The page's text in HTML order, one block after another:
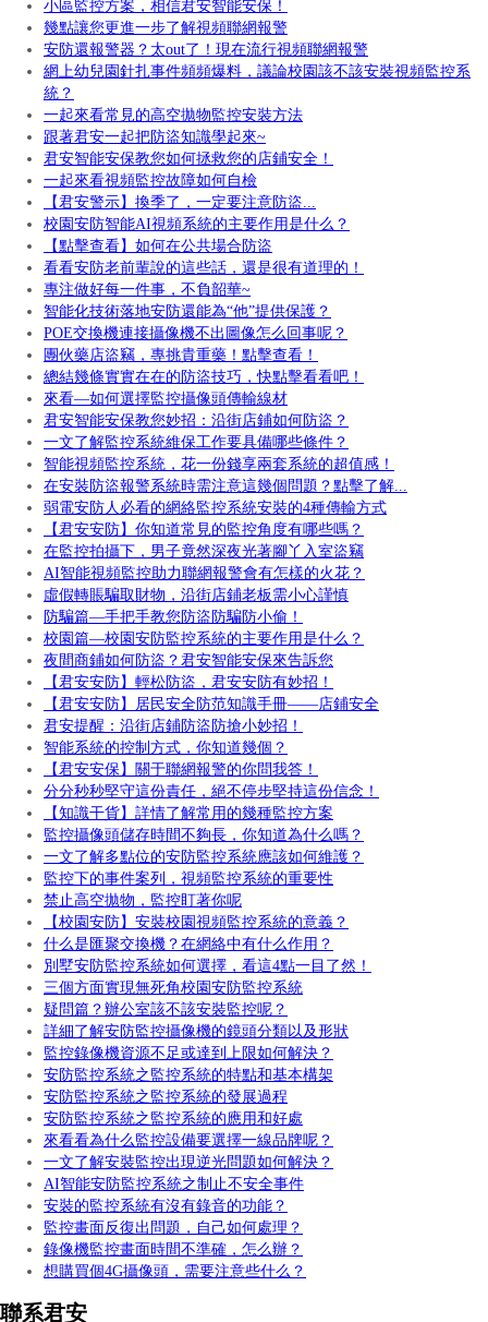
小區監控方案，相信君安智能安保！
幾點讓您更進一步了解視頻聯網報警
安防還報警器？太out了！現在流行視頻聯網報警
網上幼兒園針扎事件頻頻爆料，議論校園該不該安裝視頻監控系
統？
一起來看常見的高空拋物監控安裝方法
跟著君安一起把防盜知識學起來~
君安智能安保教您如何拯救您的店鋪安全！
一起來看視頻監控故障如何自檢
【君安警示】換季了，一定要注意防盜...
校園安防智能AI視頻系統的主要作用是什么？
【點擊查看】如何在公共場合防盜
看看安防老前輩說的這些話，還是很有道理的！
專注做好每一件事，不負韶華~
智能化技術落地安防還能為“他”提供保護？
POE交換機連接攝像機不出圖像怎么回事呢？
團伙藥店盜竊，專挑貴重藥！點擊查看！
總結幾條實實在在的防盜技巧，快點擊看看吧！
來看—如何選擇監控攝像頭傳輸線材
君安智能安保教您妙招：沿街店鋪如何防盜？
一文了解監控系統維保工作要具備哪些條件？
智能視頻監控系統，花一份錢享兩套系統的超值感！
在安裝防盜報警系統時需注意這幾個問題？點擊了解...
弱電安防人必看的網絡監控系統安裝的4種傳輸方式
【君安安防】你知道常見的監控角度有哪些嗎？
在監控拍攝下，男子竟然深夜光著腳丫入室盜竊
AI智能視頻監控助力聯網報警會有怎樣的火花？
虛假轉賬騙取財物，沿街店鋪老板需小心謹慎
防騙篇—手把手教您防盜防騙防小偷！
校園篇—校園安防監控系統的主要作用是什么？
夜間商鋪如何防盜？君安智能安保來告訴您
【君安安防】輕松防盜，君安安防有妙招！
【君安安防】居民安全防范知識手冊——店鋪安全
君安提醒：沿街店鋪防盜防搶小妙招！
智能系統的控制方式，你知道幾個？
【君安安保】關于聯網報警的你問我答！
分分秒秒堅守這份責任，絕不停步堅持這份信念！
【知識干貨】詳情了解常用的幾種監控方案
監控攝像頭儲存時間不夠長，你知道為什么嗎？
一文了解多點位的安防監控系統應該如何維護？
監控下的事件案列，視頻監控系統的重要性
禁止高空拋物，監控盯著你呢
【校園安防】安裝校園視頻監控系統的意義？
什么是匯聚交換機？在網絡中有什么作用？
別墅安防監控系統如何選擇，看這4點一目了然！
三個方面實現無死角校園安防監控系統
疑問篇？辦公室該不該安裝監控呢？
詳細了解安防監控攝像機的鏡頭分類以及形狀
監控錄像機資源不足或達到上限如何解決？
安防監控系統之監控系統的特點和基本構架
安防監控系統之監控系統的發展過程
安防監控系統之監控系統的應用和好處
來看看為什么監控設備要選擇一線品牌呢？
一文了解安裝監控出現逆光問題如何解決？
AI智能安防監控系統之制止不安全事件
安裝的監控系統有沒有錄音的功能？
監控畫面反復出問題，自己如何處理？
錄像機監控畫面時間不準確，怎么辦？
想購買個4G攝像頭，需要注意些什么？
聯系君安